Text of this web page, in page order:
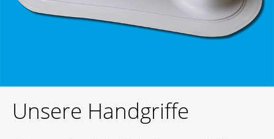
Unsere Handgriffe